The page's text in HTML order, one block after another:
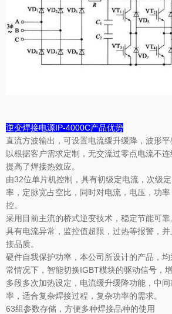
逆变焊接电源IP-4000C产品优势
直流方波输出，可设置电流缓升缓降，波形
以根据客户需求定制，无交流过零点电流不连
提高了焊接热效应。
由32位单片机控制，具有初级定电流，次级
率，定脉宽占空比，同时对电流，电压，功
控。
采用目前主流的桥式逆变技术，稳定节能可靠
具有电流异常，监控值超限，过热等报警，
接品质。
硬件自我保护功率，本公司所设计的产品，
常情况下，智能切换IGBT模块的驱动信号，
多段多次加热设定，电流缓升缓降功能，中
率，适合复杂焊接过程，复杂功率的需求。
63组参数存储，方便多种焊接品种的使用